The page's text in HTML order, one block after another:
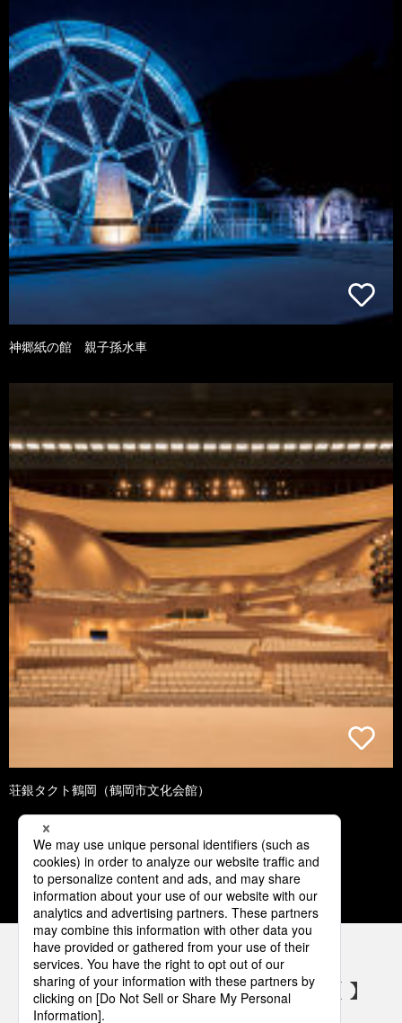
神郷紙の館 親子孫水車
荘銀タクト鶴岡（鶴岡市文化会館）
3 4 5 6 7
パナソニックの電気設備 SNSアカウント